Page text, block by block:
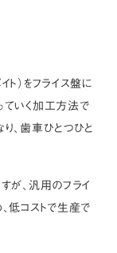
）をフライス盤に
いく加工方法で
、歯車ひとつひと
が、汎用のフライ
低コストで生産で